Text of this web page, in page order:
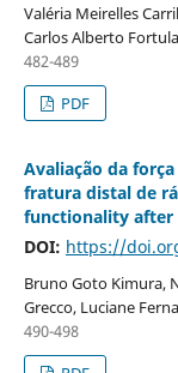
Valéria Meirelles
Carlos Alberto
482-489
PDF
Avaliação da
fratura distal de
functionality after
DOI: https://
Bruno Goto Kimura,
Grecco, Luciane
490-498